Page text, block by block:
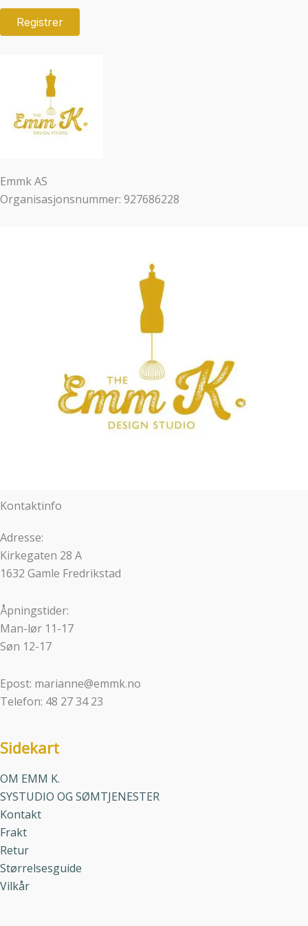
Emmk AS
Organisasjonsnummer: 927686228
Kontaktinfo
Adresse:
Kirkegaten 28 A
1632 Gamle Fredrikstad
Åpningstider:
Man-lør 11-17
Søn 12-17
Epost: marianne@emmk.no
Telefon: 48 27 34 23
Sidekart
OM EMM K.
SYSTUDIO OG SØMTJENESTER
Kontakt
Frakt
Retur
Størrelsesguide
Vilkår